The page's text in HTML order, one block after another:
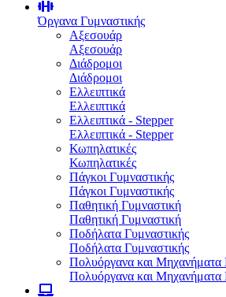
Όργανα Γυμναστικής
Αξεσουάρ
Αξεσουάρ
Διάδρομοι
Διάδρομοι
Ελλειπτικά
Ελλειπτικά
Ελλειπτικά - Stepper
Ελλειπτικά - Stepper
Κωπηλατικές
Κωπηλατικές
Πάγκοι Γυμναστικής
Πάγκοι Γυμναστικής
Παθητική Γυμναστική
Παθητική Γυμναστική
Ποδήλατα Γυμναστικής
Ποδήλατα Γυμναστικής
Πολυόργανα και Μηχανήματα
Πολυόργανα και Μηχανήματα